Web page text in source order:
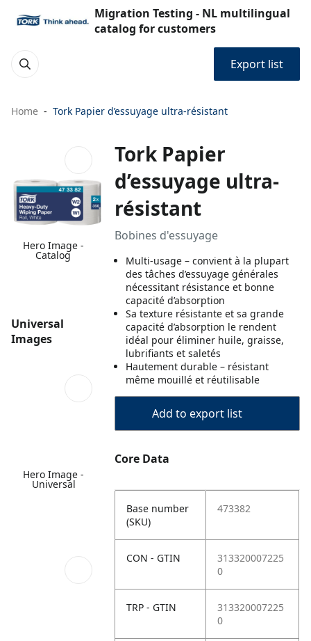
Migration Testing - NL multilingual
catalog for customers
Export list
Home Tork Papier d’essuyage ultra-résistant
Hero Image -
Catalog
Universal
Images
Hero Image -
Universal
Tork Papier
d’essuyage ultra-
résistant
Bobines d'essuyage
Multi-usage – convient à la plupart
des tâches d’essuyage générales
nécessitant résistance et bonne
capacité d’absorption
Sa texture résistante et sa grande
capacité d’absorption le rendent
idéal pour éliminer huile, graisse,
lubrifiants et saletés
Hautement durable – résistant
même mouillé et réutilisable
Add to export list
Core Data
Base number
(SKU)
473382
CON - GTIN
313320007225
0
TRP - GTIN
313320007225
0